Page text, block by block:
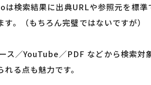
は検索結果に出典URLや参照元を標
。（もちろん完璧ではないですが）
ス／YouTube／PDF などから検索対
る点も魅力です。